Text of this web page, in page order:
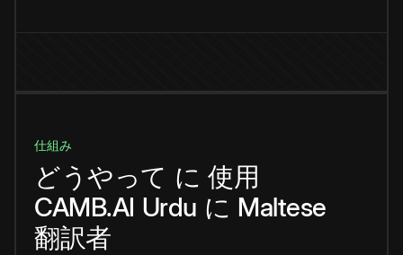
仕組み
どうやって に 使用
CAMB.AI Urdu に Maltese
翻訳者